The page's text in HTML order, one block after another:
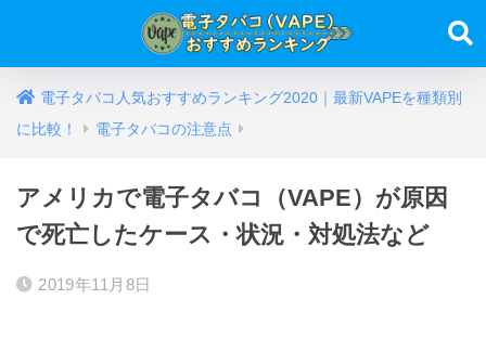
電子タバコ人気おすすめランキング2020｜最新VAPEを種類別
に比較！
電子タバコの注意点
アメリカで電子タバコ（VAPE）が原因
で死亡したケース・状況・対処法など
2019年11月8日